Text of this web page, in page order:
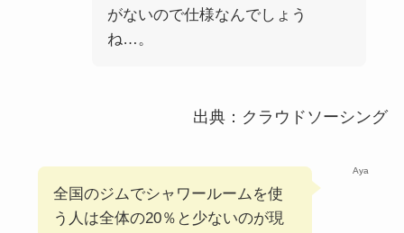
がないので仕様なんでしょう
ね…。
出典：クラウドソーシング
Aya
全国のジムでシャワールームを使
う人は全体の20％と少ないのが現